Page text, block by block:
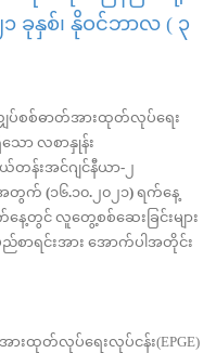
ခုနှစ်၊ နိုဝင်ဘာလ ( ၃
ပ်စစ်ဓာတ်အားထုတ်လုပ်ရေး
ာ လစာနှုန်း
တန်းအင်ဂျင်နီယာ- ၂
အတွက် (၁၆.၁၀. ၂၀၂၁) ရက်နေ့
နေ့တွင် လူတွေ့စစ်ဆေးခြင်းများ
စာရင်းအား အောက်ပါအတိုင်း
အားထုတ်လုပ်ရေးလုပ်ငန်း(EPGE)